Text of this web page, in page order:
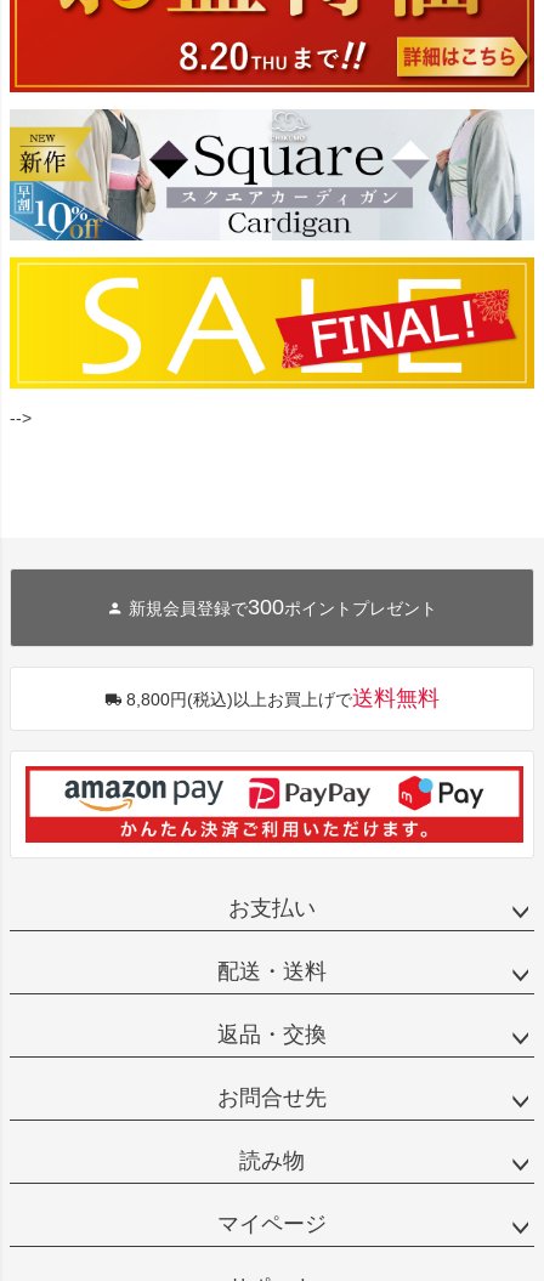
-->
新規会員登録で300ポイントプレゼント
8,800円(税込)以上お買上げで送料無料
お支払い
配送・送料
返品・交換
お問合せ先
読み物
マイページ